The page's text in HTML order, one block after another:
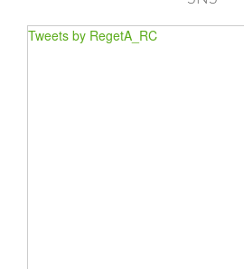
Tweets by RegetA_RC